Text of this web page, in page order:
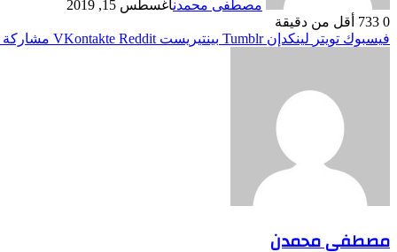
مصطفى محمدنأغسطس 15, 2019
0
أقل من دقيقة
فيسبوك تويتر لينكدإن بينتيريست مشاركة
مصطفى محمدن